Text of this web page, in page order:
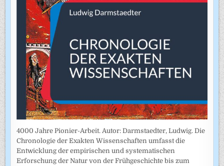
4000 Jahre Pionier-Arbeit. Autor: Darmstaedter, Ludwig. Die
Chronologie der Exakten Wissenschaften umfasst die
Entwicklung der empirischen und systematischen
Erforschung der Natur von der Frühgeschichte bis zum